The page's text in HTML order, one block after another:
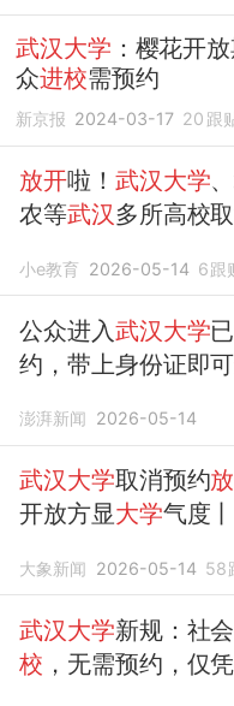
武汉大学 ：樱花开
众进校需预约
新京报 2024-03-17 20 跟
放开啦！ 武汉大学
农等武汉多所高校
小e教育 2026-05-14 6跟
公众进入武汉大学
约，带上身份证即可
澎湃新闻 2026-05-14
武汉大学取消预约
开放方显大学气度
大象新闻 2026-05-14 58
武汉大学新规：社
校 ，无需预约，仅